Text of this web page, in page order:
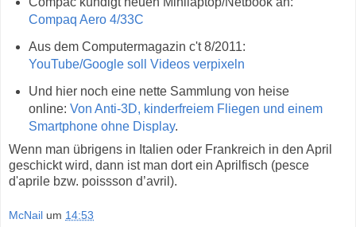
Compaq Aero 4/33C
Aus dem Computermagazin c't 8/2011:
YouTube/Google soll Videos verpixeln
Und hier noch eine nette Sammlung von heise
online: Von Anti-3D, kinderfreiem Fliegen und einem
Smartphone ohne Display.
Wenn man übrigens in Italien oder Frankreich in den April
geschickt wird, dann ist man dort ein Aprilfisch (pesce
d'aprile bzw. poissson d’avril).
McNail um 14:53